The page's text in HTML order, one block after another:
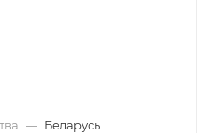
— Беларусь